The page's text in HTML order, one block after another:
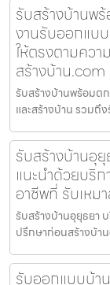
รับสร้างบ้านพ
งานรับออกแบ
ให้ตรงตามคว
สร้างบ้าน.com
รับสร้างบ้านพร้อมต
และสร้างบ้าน รวมถึ
รับสร้างบ้านอุ
แนะนำด้วยบริ
อาชีพที่ รับเหม
รับสร้างบ้านอุยุธยา
ปรึกษาก่อนสร้างบ้า
รับออกแบบบ้า